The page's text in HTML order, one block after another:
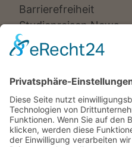
Barrierefreiheit
Studienreisen News
Veranstalter:
Ameropa Reisen
Bavaria Fernreisen
Berge & Meer
Gebeco
Hauser exkursionen